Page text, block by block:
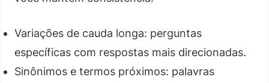
Variações de cauda longa: perguntas
específicas com respostas mais direcionadas.
Sinônimos e termos próximos: palavras